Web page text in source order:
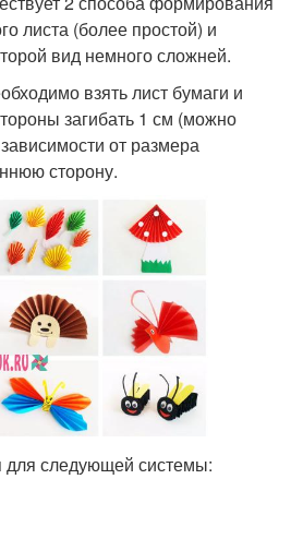
листа (более простой) и
вид немного сложней.
взять лист бумаги и
загибать 1 см (можно
от размера
сторону.
для следующей системы: